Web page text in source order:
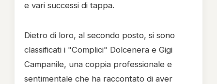
e vari successi di tappa.
Dietro di loro, al secondo posto, si sono
classificati i "Complici" Dolcenera e Gigi
Campanile, una coppia professionale e
sentimentale che ha raccontato di aver